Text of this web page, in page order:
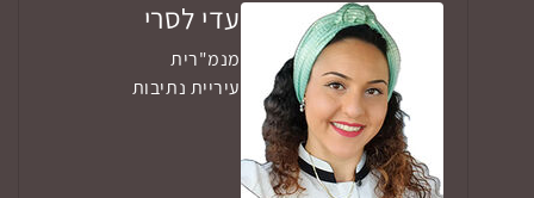
עדי לסרי
מנמ"רית
עיריית נתיבות